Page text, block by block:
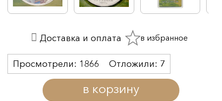
в корзину
Просмотрели: 1866 Отложили: 7
Доставка и оплата в избранное